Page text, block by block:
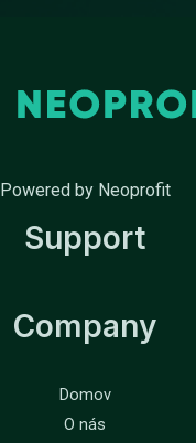
Powered by Neoprofit
Support
Company
Domov
O nás